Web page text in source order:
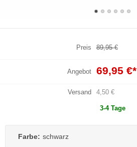
Preis 89,95 €
Angebot 69,95 €*
Versand 4,50 €
3-4 Tage
Farbe: schwarz